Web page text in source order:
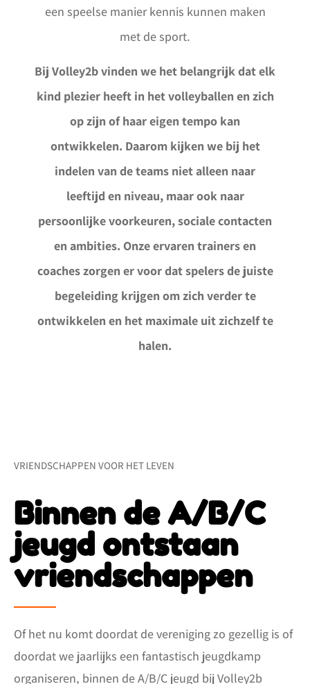
een speelse manier kennis kunnen maken
met de sport.
Bij Volley2b vinden we het belangrijk dat elk
kind plezier heeft in het volleyballen en zich
op zijn of haar eigen tempo kan
ontwikkelen. Daarom kijken we bij het
indelen van de teams niet alleen naar
leeftijd en niveau, maar ook naar
persoonlijke voorkeuren, sociale contacten
en ambities. Onze ervaren trainers en
coaches zorgen er voor dat spelers de juiste
begeleiding krijgen om zich verder te
ontwikkelen en het maximale uit zichzelf te
halen.
VRIENDSCHAPPEN VOOR HET LEVEN
Binnen de A/B/C
jeugd ontstaan
vriendschappen
Of het nu komt doordat de vereniging zo gezellig is of
doordat we jaarlijks een fantastisch jeugdkamp
organiseren, binnen de A/B/C jeugd bij Volley2b